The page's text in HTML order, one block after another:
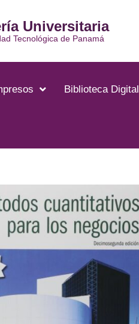
Universitaria
Tecnológica de Panamá
Biblioteca Digital